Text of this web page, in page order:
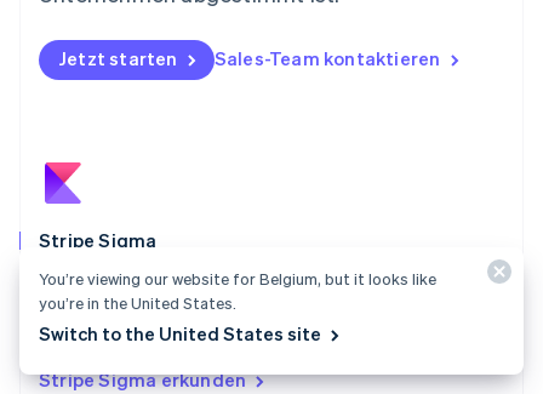
Jetzt starten Sales-Team kontaktieren
Stripe Sigma
Mit Stripe Sigma können Unternehmen ihre Stripe-
Daten rasch analysieren und Ihre Teams erhalten
relevante Informationen schneller.
Stripe Sigma erkunden
Polen
English
Portugal
English
Svenska
Schweiz
Singapur
English简体中文
Slowakei
Slowenien
You’re viewing our website for Belgium, but it looks like
you’re in the United States.
Switch to the United States site